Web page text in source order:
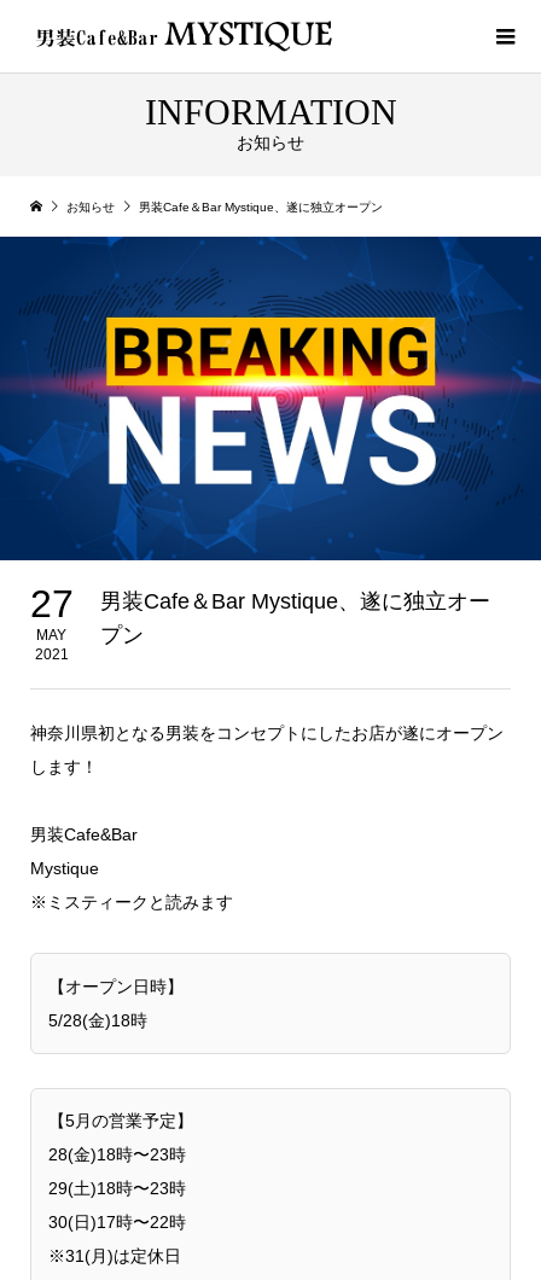
INFORMATION
お知らせ
お知らせ 男装Cafe＆Bar Mystique、遂に独立オープン
27
MAY
2021
男装Cafe＆Bar Mystique、遂に独立オー
プン
神奈川県初となる男装をコンセプトにしたお店が遂にオープン
します！
男装Cafe&Bar
Mystique
※ミスティークと読みます
【オープン日時】
5/28(金)18時
【5月の営業予定】
28(金)18時〜23時
29(土)18時〜23時
30(日)17時〜22時
※31(月)は定休日